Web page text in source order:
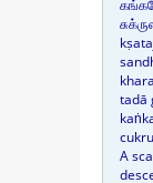
tadā
A